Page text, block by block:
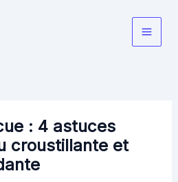
Main
: 4 astuces
croustillante et